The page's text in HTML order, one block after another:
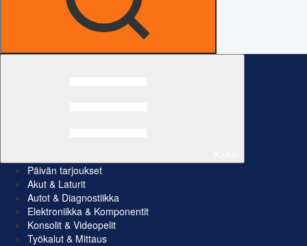
Päivän tarjoukset
Akut & Laturit
Autot & Diagnostiikka
Elektroniikka & Komponentit
Konsolit & Videopelit
Työkalut & Mittaus